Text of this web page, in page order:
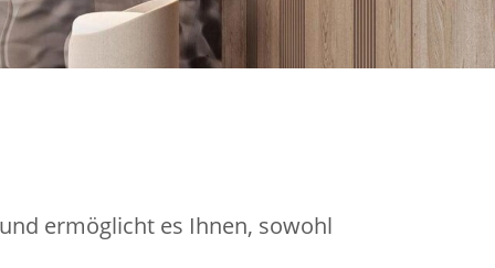
ermöglicht es Ihnen, sowohl